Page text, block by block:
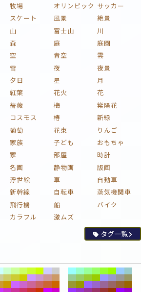
牧場 オリンピック サッカー
スケート 風景
絶景
山 富士山
川
森 庭
庭園
空 青空
雲
雪 夜
夜景
夕日 星
月
紅葉 花火
花
薔薇 梅
紫陽花
コスモス 椿
新緑
葡萄 花束
りんご
家族 子ども
おもちゃ
家 部屋
時計
名画 静物画
版画
浮世絵 車
自動車
新幹線 自転車
蒸気機関車
飛行機 船
バイク
カラフル 激ムズ
タグ一覧